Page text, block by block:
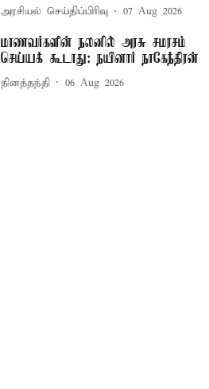
அரசியல் செய்திப்பிரிவு 07 Aug 2026
மாணவர்களின் நலனில் அரசு சமரசம்
செய்யக் கூடாது: நயினார் நாகேந்திரன்
தினத்தந்தி 06 Aug 2026